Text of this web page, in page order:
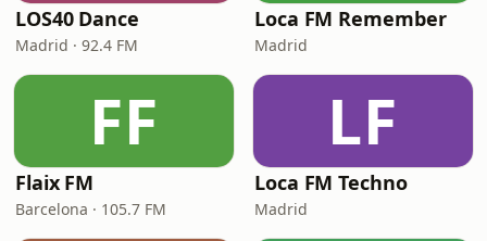
LOS40 Dance
Madrid · 92.4 FM
Loca FM Remember
Madrid
FF
Flaix FM
Barcelona · 105.7 FM
LF
Loca FM Techno
Madrid